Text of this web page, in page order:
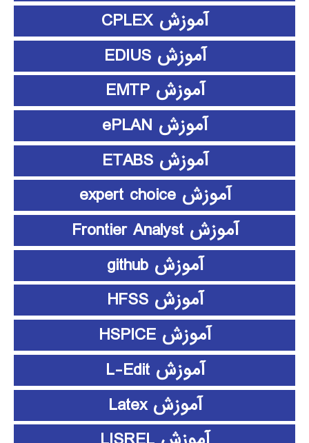
آموزش CPLEX
آموزش EDIUS
آموزش EMTP
آموزش ePLAN
آموزش ETABS
آموزش expert choice
آموزش Frontier Analyst
آموزش github
آموزش HFSS
آموزش HSPICE
آموزش L-Edit
آموزش Latex